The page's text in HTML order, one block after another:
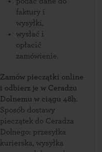
faktury i
wysyłki,
wysłać i
opłacić
zamówienie.
Zamów pieczątki online
i odbierz je w Ceradzu
Dolnemu w ciągu 48h.
Sposób dostawy
pieczątek do Ceradza
Dolnego: przesyłka
kurierska, wysyłka